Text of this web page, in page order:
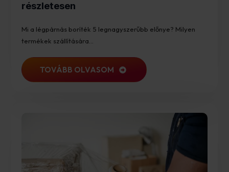
részletesen
Mi a légpárnás boríték 5 legnagyszerűbb előnye? Milyen
termékek szállítására…
TOVÁBB OLVASOM